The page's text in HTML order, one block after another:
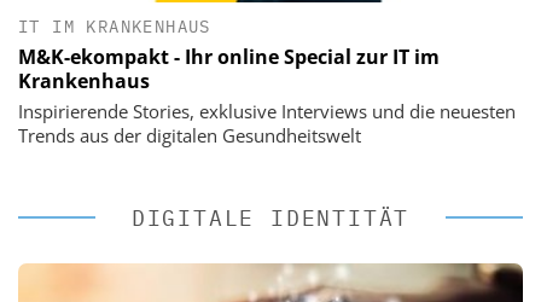
IT IM KRANKENHAUS
M&K-ekompakt - Ihr online Special zur IT im
Krankenhaus
Inspirierende Stories, exklusive Interviews und die neuesten
Trends aus der digitalen Gesundheitswelt
DIGITALE IDENTITÄT